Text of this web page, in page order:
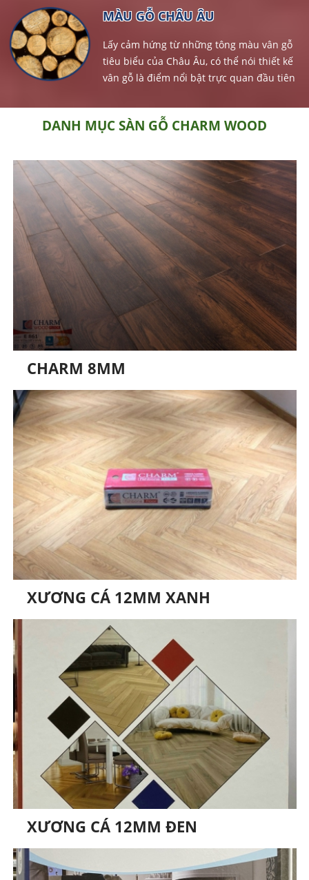
R10...
MÀU GỖ CHÂU ÂU
Lấy cảm hứng từ những tông màu vân gỗ
tiêu biểu của Châu Âu, có thể nói thiết kế
vân gỗ là điểm nổi bật trực quan đầu tiên
DANH MỤC SÀN GỖ CHARM WOOD
CHARM 8MM
XƯƠNG CÁ 12MM XANH
XƯƠNG CÁ 12MM ĐEN